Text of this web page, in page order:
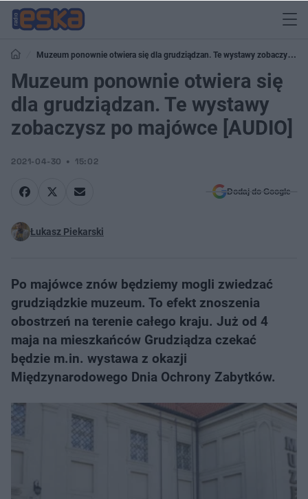
Muzeum ponownie otwiera się dla grudziądzan. Te wystawy zobaczysz
po majówce [AUDIO]
Muzeum ponownie otwiera się
dla grudziądzan. Te wystawy
zobaczysz po majówce [AUDIO]
2021-04-30 15:02
Dodaj do Google
Łukasz Piekarski
Po majówce znów będziemy mogli zwiedzać
grudziądzkie muzeum. To efekt znoszenia
obostrzeń na terenie całego kraju. Już od 4
maja na mieszkańców Grudziądza czekać
będzie m.in. wystawa z okazji
Międzynarodowego Dnia Ochrony Zabytków.